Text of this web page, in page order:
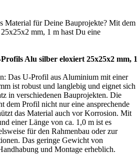
Material für Deine Bauprojekte? Mit dem
mm, 1 m hast Du eine
Alu silber eloxiert 25x25x2 mm, 1
Das U-Profil aus Aluminium mit einer
ist robust und langlebig und eignet sich
in verschiedenen Bauprojekten. Die
dem Profil nicht nur eine ansprechende
das Material auch vor Korrosion. Mit
einer Länge von ca. 1,0 m ist es
für den Rahmenbau oder zur
Das geringe Gewicht von
und Montage erheblich.